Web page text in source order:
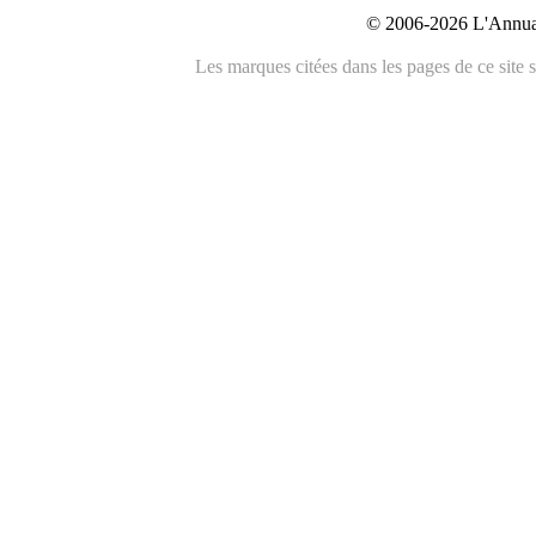
© 2006-2026
Les marques citées dans les pages de ce